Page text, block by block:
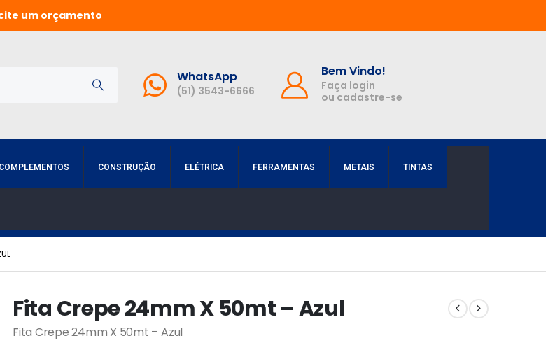
um orçamento
WhatsApp
(51) 3543-6666
Bem Vindo!
Faça login
ou cadastre-se
CONSTRUÇÃO ELÉTRICA FERRAMENTAS METAIS TINTAS
Fita Crepe 24mm X 50mt – Azul
Fita Crepe 24mm X 50mt – Azul